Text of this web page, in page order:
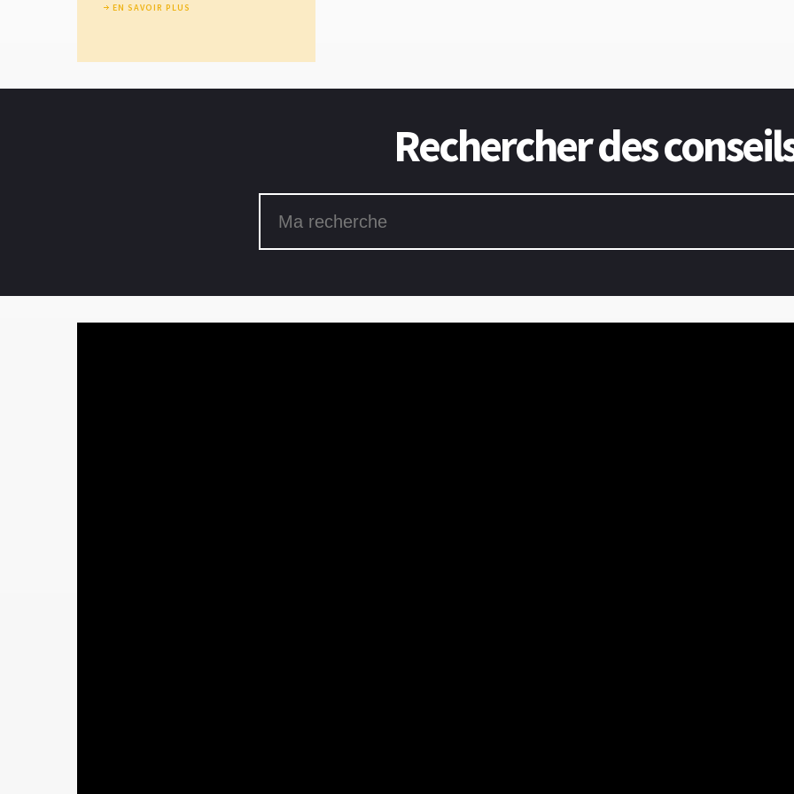
EN SAVOIR PLUS
Rechercher des